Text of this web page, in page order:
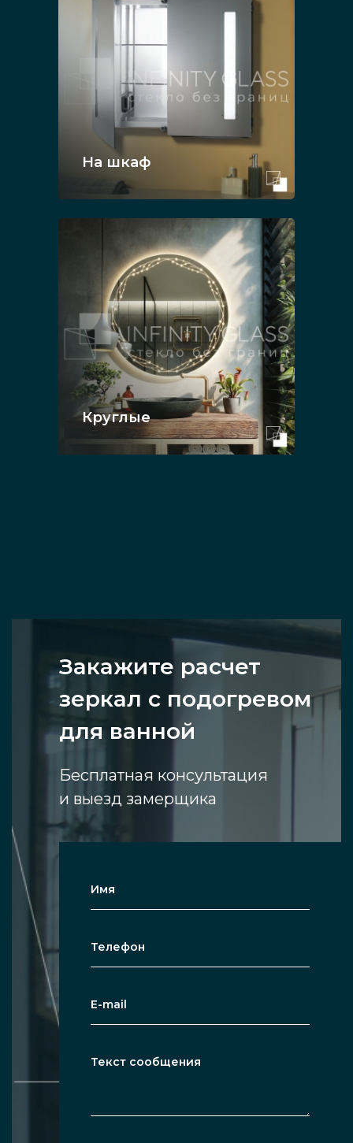
На шкаф
Круглые
Закажите расчет
зеркал с подогревом
для ванной
Бесплатная консультация
и выезд замерщика